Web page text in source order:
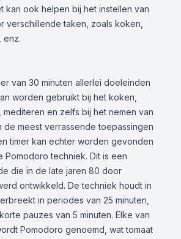
kan ook helpen bij het instellen van
verschillende taken, zoals koken,
enz.
van 30 minuten allerlei doeleinden
worden gebruikt bij het koken,
en zelfs bij het nemen van
de meest verrassende toepassingen
timer kan echter worden gevonden
Pomodoro techniek. Dit is een
die in de late jaren 80 door
ontwikkeld. De techniek houdt in
in periodes van 25 minuten,
pauzes van 5 minuten. Elke van
Pomodoro genoemd, wat tomaat